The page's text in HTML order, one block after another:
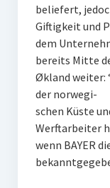
beliefert,
Giftigkeit und
dem
bereits Mitte
Økland weiter:
der norwegi-
schen Küste
Werftarbeiter
wenn BAYER